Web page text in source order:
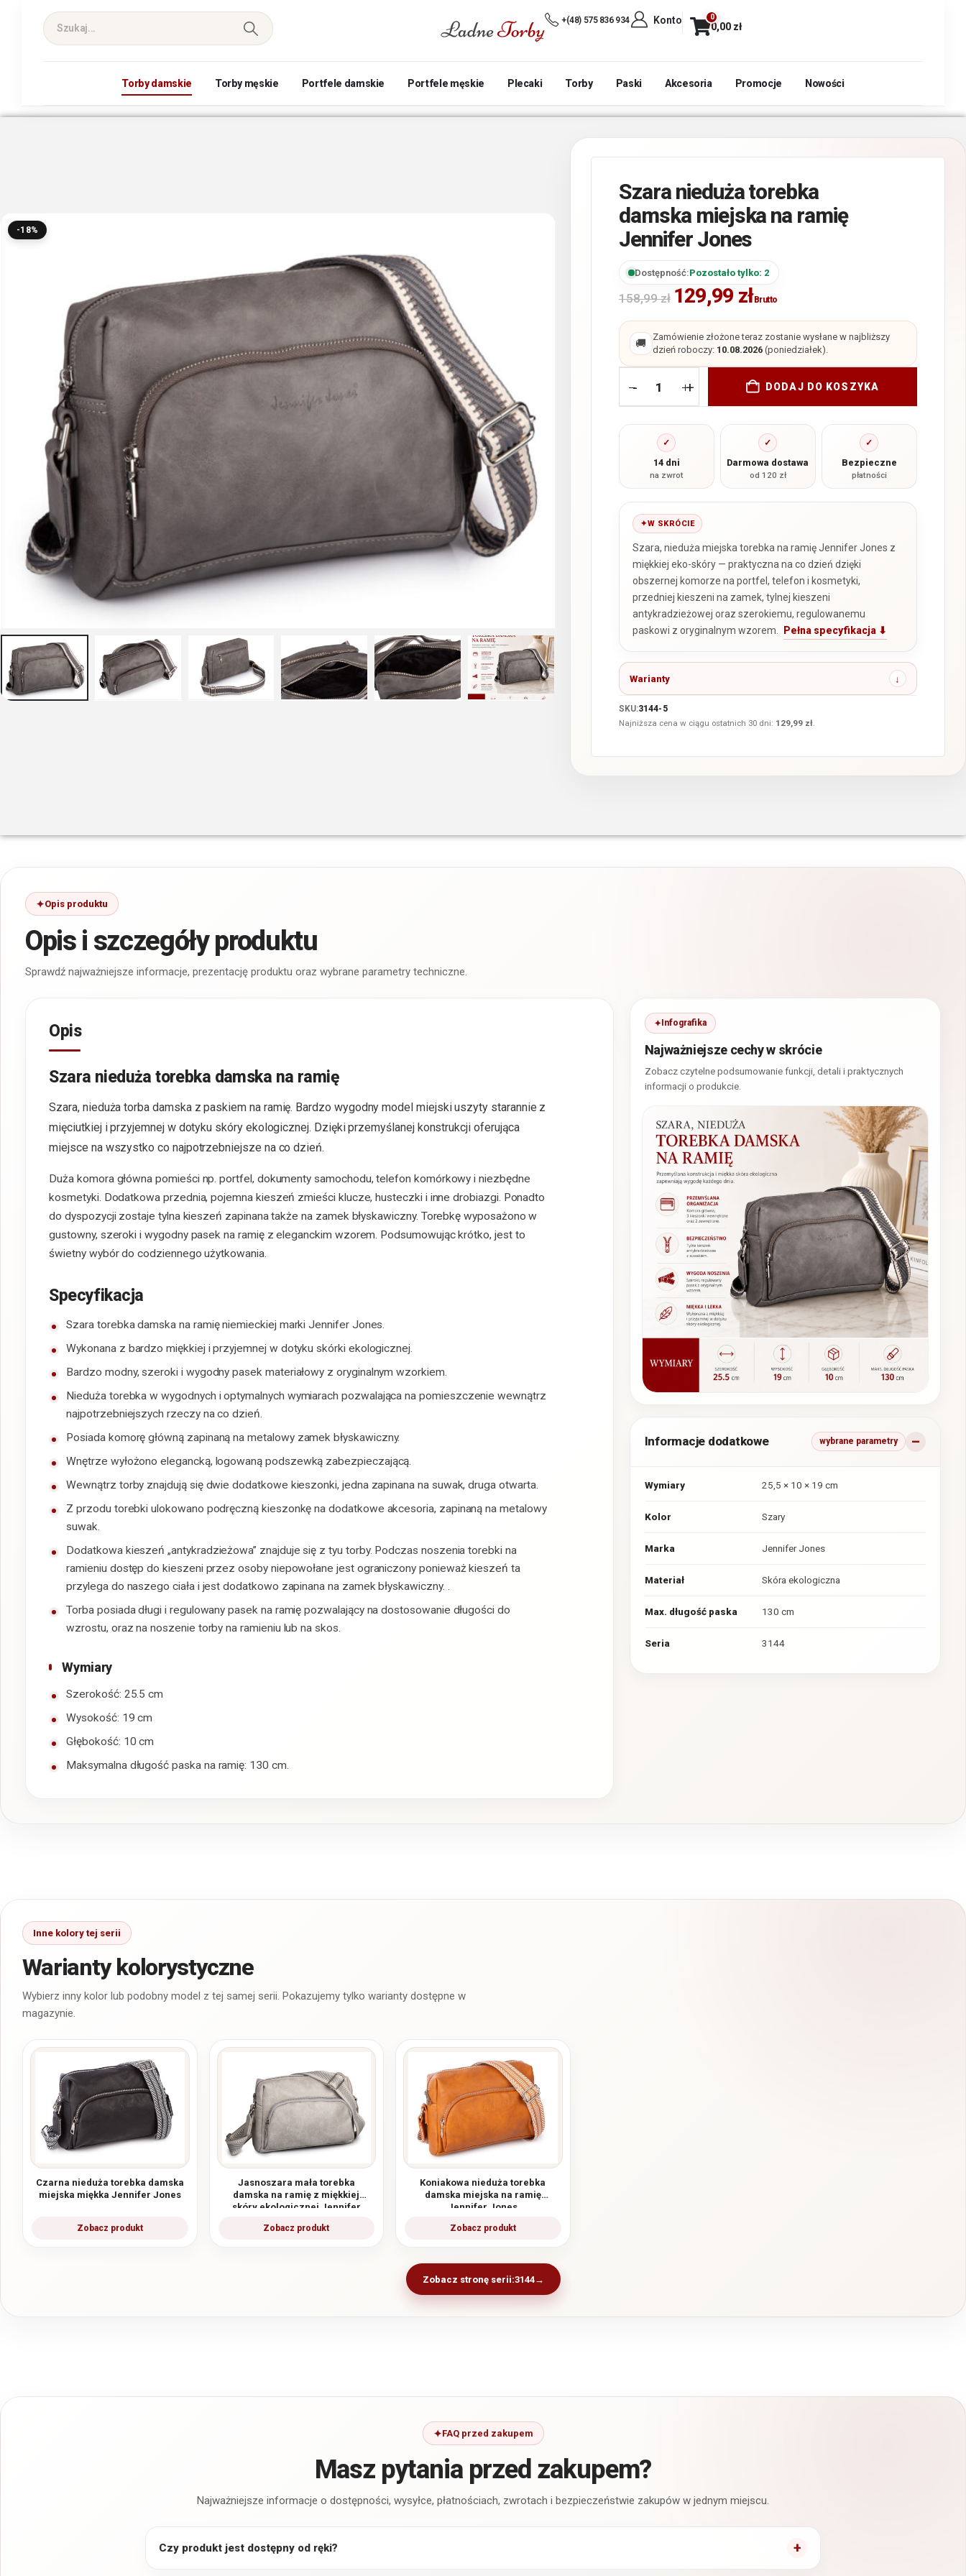
+(48) 575 836 934 Konto 0
0,00 zł
Torby damskie Torby męskie Portfele damskie Portfele męskie Plecaki Torby Paski Akcesoria Promocje Nowości
-18%
Szara nieduża torebka
damska miejska na ramię
Jennifer Jones
Dostępność:Pozostało tylko: 2
158,99zł 129,99 złBrutto
🚚
Zamówienie złożone teraz zostanie wysłane w najbliższy
dzień roboczy: 10.08.2026(poniedziałek).
- + DODAJ DO KOSZYKA
✓
14 dni
na zwrot
✓
Darmowa dostawa
od 120 zł
✓
Bezpieczne
płatności
W SKRÓCIE
Szara, nieduża miejska torebka na ramię Jennifer Jones z
miękkiej eko-skóry — praktyczna na co dzień dzięki
obszernej komorze na portfel, telefon i kosmetyki,
przedniej kieszeni na zamek, tylnej kieszeni
antykradzieżowej oraz szerokiemu, regulowanemu
paskowi z oryginalnym wzorem.
Pełna specyfikacja ⬇
Warianty
SKU:3144-5
Najniższa cena w ciągu ostatnich 30 dni: 129,99 zł.
Opis produktu
Opis i szczegóły produktu
Sprawdź najważniejsze informacje, prezentację produktu oraz wybrane parametry techniczne.
Opis
Szara nieduża torebka damska na ramię
Szara, nieduża torba damska z paskiem na ramię. Bardzo wygodny model miejski uszyty starannie z
mięciutkiej i przyjemnej w dotyku skóry ekologicznej. Dzięki przemyślanej konstrukcji oferująca
miejsce na wszystko co najpotrzebniejsze na co dzień.
Duża komora główna pomieści np. portfel, dokumenty samochodu, telefon komórkowy i niezbędne
kosmetyki. Dodatkowa przednia, pojemna kieszeń zmieści klucze, husteczki i inne drobiazgi. Ponadto
do dyspozycji zostaje tylna kieszeń zapinana także na zamek błyskawiczny. Torebkę wyposażono w
gustowny, szeroki i wygodny pasek na ramię z eleganckim wzorem. Podsumowując krótko, jest to
świetny wybór do codziennego użytkowania.
Specyfikacja
Szara torebka damska na ramię niemieckiej marki Jennifer Jones.
Wykonana z bardzo miękkiej i przyjemnej w dotyku skórki ekologicznej.
Bardzo modny, szeroki i wygodny pasek materiałowy z oryginalnym wzorkiem.
Nieduża torebka w wygodnych i optymalnych wymiarach pozwalająca na pomieszczenie wewnątrz
najpotrzebniejszych rzeczy na co dzień.
Posiada komorę główną zapinaną na metalowy zamek błyskawiczny.
Wnętrze wyłożono elegancką, logowaną podszewką zabezpieczającą.
Wewnątrz torby znajdują się dwie dodatkowe kieszonki, jedna zapinana na suwak, druga otwarta.
Z przodu torebki ulokowano podręczną kieszonkę na dodatkowe akcesoria, zapinaną na metalowy
suwak.
Dodatkowa kieszeń „antykradzieżowa” znajduje się z tyu torby. Podczas noszenia torebki na
ramieniu dostęp do kieszeni przez osoby niepowołane jest ograniczony ponieważ kieszeń ta
przylega do naszego ciała i jest dodatkowo zapinana na zamek błyskawiczny. .
Torba posiada długi i regulowany pasek na ramię pozwalający na dostosowanie długości do
wzrostu, oraz na noszenie torby na ramieniu lub na skos.
Wymiary
Szerokość: 25.5 cm
Wysokość: 19 cm
Głębokość: 10 cm
Maksymalna długość paska na ramię: 130 cm.
Infografika
Najważniejsze cechy w skrócie
Zobacz czytelne podsumowanie funkcji, detali i praktycznych
informacji o produkcie.
Informacje dodatkowe wybrane parametry
Wymiary 25,5 × 10 × 19 cm
Kolor Szary
Marka Jennifer Jones
Materiał Skóra ekologiczna
Max. długość paska 130 cm
Seria 3144
Warianty kolorystyczne
Czarna nieduża torebka damska
miejska miękka Jennifer Jones
Jasnoszara mała torebka
damska na ramię z miękkiej
skóry ekologicznej Jennifer
Koniakowa nieduża torebka
damska miejska na ramię
Jennifer Jones
Zobacz stronę serii:3144
FAQ przed zakupem
Masz pytania przed zakupem?
Najważniejsze informacje o dostępności, wysyłce, płatnościach, zwrotach i bezpieczeństwie zakupów w jednym miejscu.
Czy produkt jest dostępny od ręki?